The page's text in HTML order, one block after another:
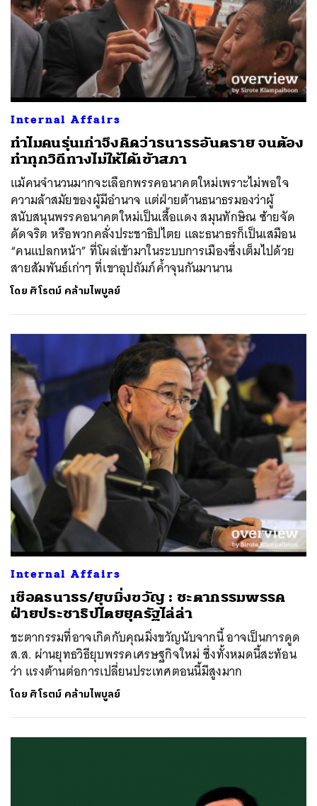
Internal Affairs
ทำไมคนรุ่นเก่าจึงคิดว่าธนาธรอันตราย จนต้อง
ทำทุกวิถีทางไม่ให้ได้เข้าสภา
แม้คนจำนวนมากจะเลือกพรรคอนาคตใหม่เพราะไม่พอใจ
ความล้าสมัยของผู้มีอำนาจ แต่ฝ่ายต้านธนาธรมองว่าผู้
สนับสนุนพรรคอนาคตใหม่เป็นเสื้อแดง สมุนทักษิณ ซ้ายจัด
ดัดจริต หรือพวกคลั่งประชาธิปไตย และธนาธรก็เป็นเสมือน
“คนแปลกหน้า” ที่โผล่เข้ามาในระบบการเมืองซึ่งเต็มไปด้วย
สายสัมพันธ์เก่าๆ ที่เขาอุปถัมภ์ค้ำจุนกันมานาน
โดย ศิโรตม์ คล้ามไพบูลย์
Internal Affairs
เชือดธนาธร/ยุบมิ่งขวัญ : ชะตากรรมพรรค
ฝ่ายประชาธิปไตยยุครัฐไล่ล่า
ชะตากรรมที่อาจเกิดกับคุณมิ่งขวัญนับจากนี้ อาจเป็นการดูด
ส.ส. ผ่านยุทธวิธียุบพรรคเศรษฐกิจใหม่ ซึ่งทั้งหมดนี้สะท้อน
ว่า แรงต้านต่อการเปลี่ยนประเทศตอนนี้มีสูงมาก
โดย ศิโรตม์ คล้ามไพบูลย์